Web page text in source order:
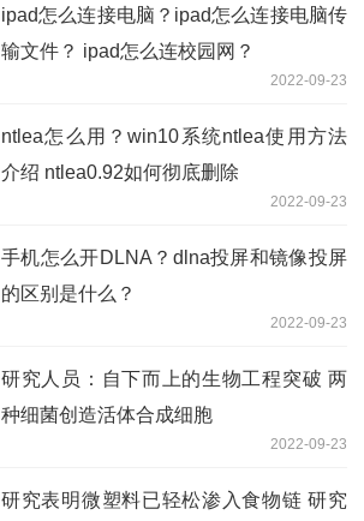
ipad怎么连接电脑？ipad怎么连接电脑传
输文件？ ipad怎么连校园网？
2022-09-23
ntlea怎么用？win10系统ntlea使用方法
介绍 ntlea0.92如何彻底删除
2022-09-23
手机怎么开DLNA？dlna投屏和镜像投屏
的区别是什么？
2022-09-23
研究人员：自下而上的生物工程突破 两
种细菌创造活体合成细胞
2022-09-23
研究表明微塑料已轻松渗入食物链 研究